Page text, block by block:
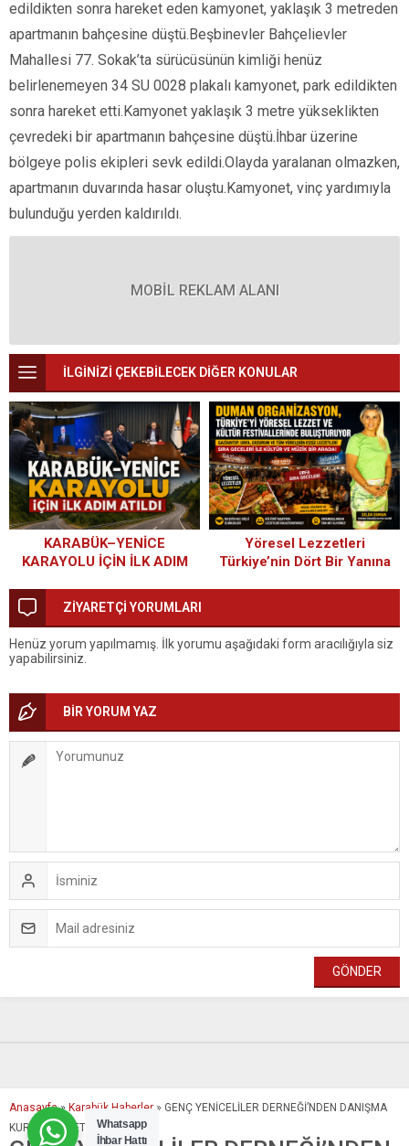
edildikten sonra hareket eden kamyonet, yaklaşık 3 metreden
apartmanın bahçesine düştü.Beşbinevler Bahçelievler
Mahallesi 77. Sokak’ta sürücüsünün kimliği henüz
belirlenemeyen 34 SU 0028 plakalı kamyonet, park edildikten
sonra hareket etti.Kamyonet yaklaşık 3 metre yükseklikten
çevredeki bir apartmanın bahçesine düştü.İhbar üzerine
bölgeye polis ekipleri sevk edildi.Olayda yaralanan olmazken,
apartmanın duvarında hasar oluştu.Kamyonet, vinç yardımıyla
bulunduğu yerden kaldırıldı.
MOBİL REKLAM ALANI
İLGİNİZİ ÇEKEBİLECEK DİĞER KONULAR
KARABÜK–YENİCE
KARAYOLU İÇİN İLK ADIM
Yöresel Lezzetleri
Türkiye’nin Dört Bir Yanına
ZİYARETÇİ YORUMLARI
Henüz yorum yapılmamış. İlk yorumu aşağıdaki form aracılığıyla siz
yapabilirsiniz.
BİR YORUM YAZ
Anasayfa » Karabük Haberler » GENÇ YENİCELİLER DERNEĞİ’NDEN DANIŞMA
KURULU HEYETİ
Whatsapp
İhbar Hattı